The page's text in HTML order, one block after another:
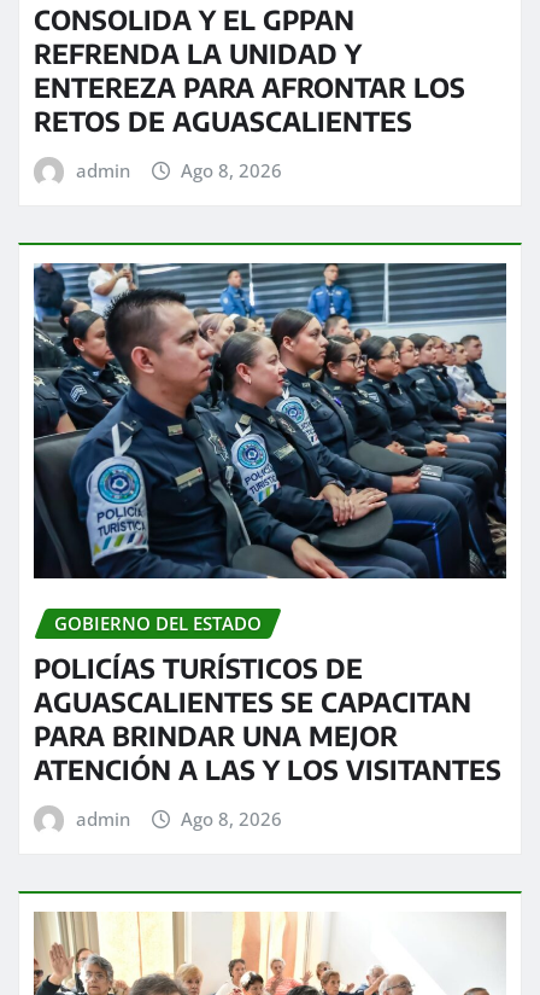
CONSOLIDA Y EL GPPAN
REFRENDA LA UNIDAD Y
ENTEREZA PARA AFRONTAR LOS
RETOS DE AGUASCALIENTES
admin Ago 8, 2026
GOBIERNO DEL ESTADO
POLICÍAS TURÍSTICOS DE
AGUASCALIENTES SE CAPACITAN
PARA BRINDAR UNA MEJOR
ATENCIÓN A LAS Y LOS VISITANTES
admin Ago 8, 2026